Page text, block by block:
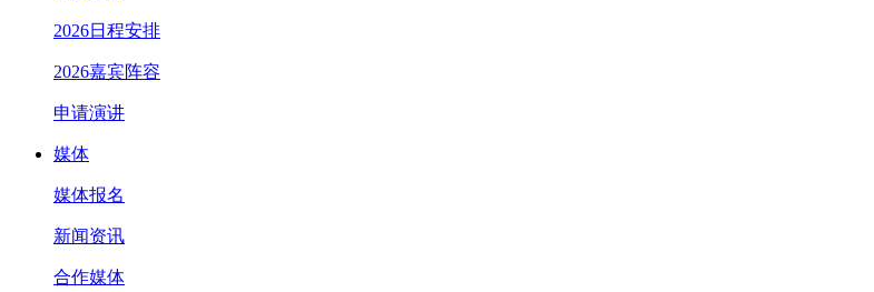
2026日程安排
2026嘉宾阵容
申请演讲
媒体
媒体报名
新闻资讯
合作媒体